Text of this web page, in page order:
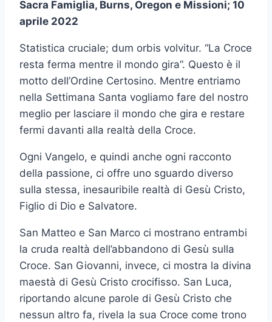
Sacra Famiglia, Burns, Oregon e Missioni; 10
aprile 2022
Statistica cruciale; dum orbis volvitur. “La Croce
resta ferma mentre il mondo gira”. Questo è il
motto dell’Ordine Certosino. Mentre entriamo
nella Settimana Santa vogliamo fare del nostro
meglio per lasciare il mondo che gira e restare
fermi davanti alla realtà della Croce.
Ogni Vangelo, e quindi anche ogni racconto
della passione, ci offre uno sguardo diverso
sulla stessa, inesauribile realtà di Gesù Cristo,
Figlio di Dio e Salvatore.
San Matteo e San Marco ci mostrano entrambi
la cruda realtà dell’abbandono di Gesù sulla
Croce. San Giovanni, invece, ci mostra la divina
maestà di Gesù Cristo crocifisso. San Luca,
riportando alcune parole di Gesù Cristo che
nessun altro fa, rivela la sua Croce come trono